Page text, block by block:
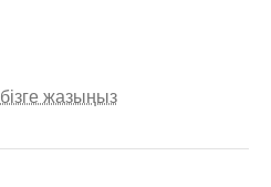
бізге жазыңыз